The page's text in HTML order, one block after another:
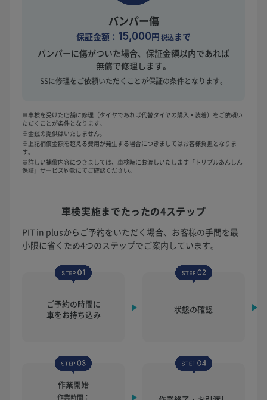
バンパー傷
保証金額： 15,000円税込まで
バンパーに傷がついた場合、保証金額以内であれば
無償で修理します。
SSに修理をご依頼いただくことが保証の条件となります。
※車検を受けた店舗に修理（タイヤであれば代替タイヤの購入・装着）をご依頼い
ただくことが条件となります。
※金銭の提供はいたしません。
※上記補償金額を超える費用が発生する場合につきましてはお客様負担となりま
す。
※詳しい補償内容につきましては、車検時にお渡しいたします「トリプルあんしん
保証」サービス約款にてご確認ください。
車検実施までたったの4ステップ
PIT in plusからご予約をいただく場合、お客様の手間を最
小限に省くため4つのステップでご案内しています。
ご予約の時間に
車をお持ち込み
状態の確認
作業開始
作業時間：